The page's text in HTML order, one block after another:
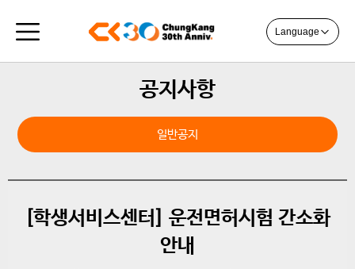
Language
공지사항
일반공지
[학생서비스센터] 운전면허시험 간소화
안내